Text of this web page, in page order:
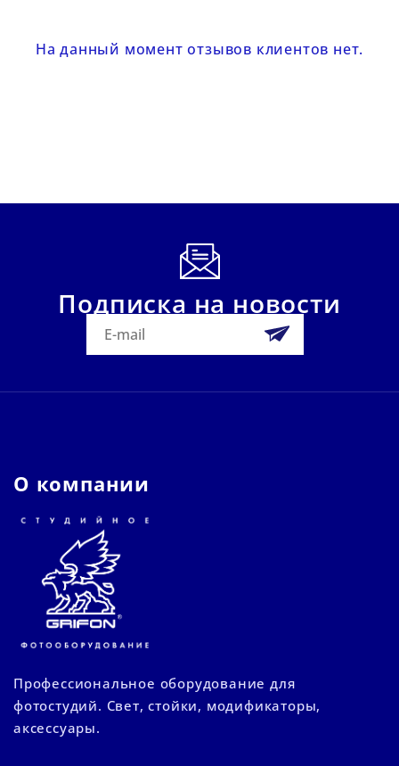
На данный момент отзывов клиентов нет.
Подписка на новости
О компании
Профессиональное оборудование для
фотостудий. Свет, стойки, модификаторы,
аксессуары.